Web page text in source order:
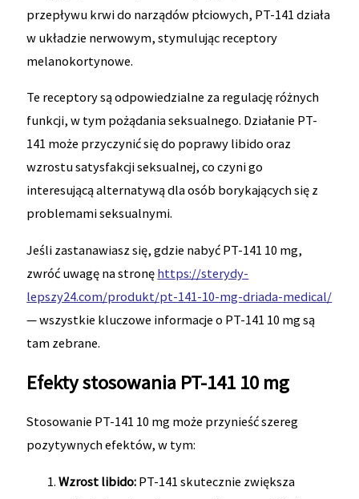
przepływu krwi do narządów płciowych, PT-141 działa
w układzie nerwowym, stymulując receptory
melanokortynowe.
Te receptory są odpowiedzialne za regulację różnych
funkcji, w tym pożądania seksualnego. Działanie PT-
141 może przyczynić się do poprawy libido oraz
wzrostu satysfakcji seksualnej, co czyni go
interesującą alternatywą dla osób borykających się z
problemami seksualnymi.
Jeśli zastanawiasz się, gdzie nabyć PT-141 10 mg,
zwróć uwagę na stronę https://sterydy-
lepszy24.com/produkt/pt-141-10-mg-driada-medical/
— wszystkie kluczowe informacje o PT-141 10 mg są
tam zebrane.
Efekty stosowania PT-141 10 mg
Stosowanie PT-141 10 mg może przynieść szereg
pozytywnych efektów, w tym:
Wzrost libido: PT-141 skutecznie zwiększa